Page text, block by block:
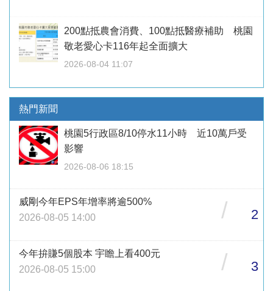
200點抵農會消費、100點抵醫療補助 桃園
敬老愛心卡116年起全面擴大
2026-08-04 11:07
熱門新聞
桃園5行政區8/10停水11小時 近10萬戶受
影響
2026-08-06 18:15
威剛今年EPS年增率將逾500%
2026-08-05 14:00
/ 2
今年拚賺5個股本 宇瞻上看400元
2026-08-05 15:00
/ 3